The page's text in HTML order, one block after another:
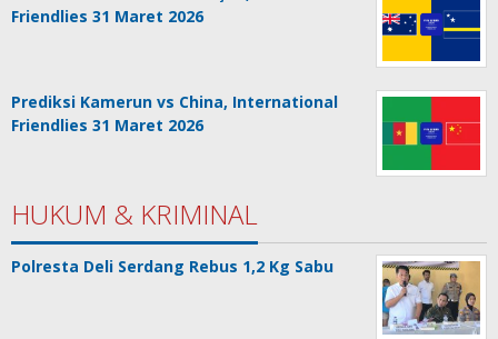
Friendlies 31 Maret 2026
Prediksi Kamerun vs China, International
Friendlies 31 Maret 2026
HUKUM & KRIMINAL
Polresta Deli Serdang Rebus 1,2 Kg Sabu